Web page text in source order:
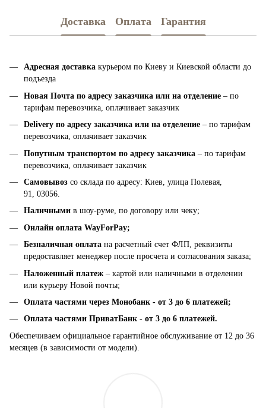
Доставка Оплата Гарантия
Адресная доставка курьером по Киеву и Киевской области до
подъезда
Новая Почта по адресу заказчика или на отделение – по
тарифам перевозчика, оплачивает заказчик
Delivery по адресу заказчика или на отделение – по тарифам
перевозчика, оплачивает заказчик
Попутным транспортом по адресу заказчика – по тарифам
перевозчика, оплачивает заказчик
Самовывоз со склада по адресу: Киев, улица Полевая,
91, 03056.
Наличными в шоу-руме, по договору или чеку;
Онлайн оплата WayForPay;
Безналичная оплата на расчетный счет ФЛП, реквизиты
предоставляет менеджер после просчета и согласования заказа;
Наложенный платеж – картой или наличными в отделении
или курьеру Новой почты;
Оплата частями через Монобанк - от 3 до 6 платежей;
Оплата частями ПриватБанк - от 3 до 6 платежей.
Обеспечиваем официальное гарантийное обслуживание от 12 до 36
месяцев (в зависимости от модели).